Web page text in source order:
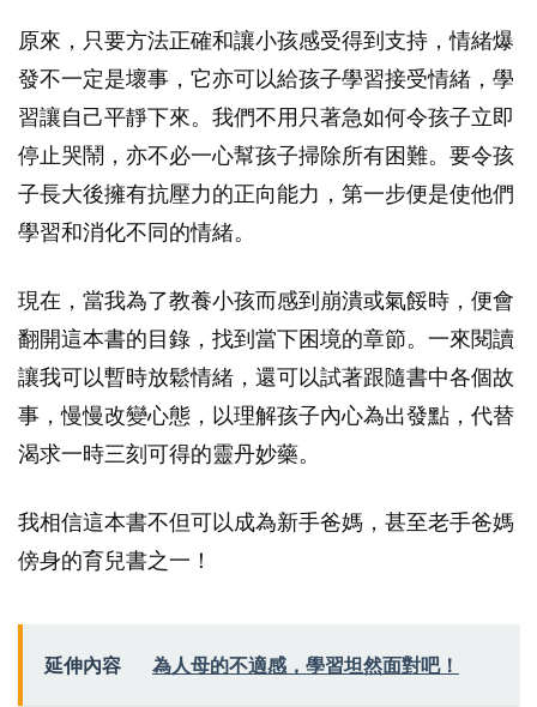
原來，只要方法正確和讓小孩感受得到支持，情緒爆
發不一定是壞事，它亦可以給孩子學習接受情緒，學
習讓自己平靜下來。我們不用只著急如何令孩子立即
停止哭鬧，亦不必一心幫孩子掃除所有困難。要令孩
子長大後擁有抗壓力的正向能力，第一步便是使他們
學習和消化不同的情緒。
現在，當我為了教養小孩而感到崩潰或氣餒時，便會
翻開這本書的目錄，找到當下困境的章節。一來閱讀
讓我可以暫時放鬆情緒，還可以試著跟隨書中各個故
事，慢慢改變心態，以理解孩子內心為出發點，代替
渴求一時三刻可得的靈丹妙藥。
我相信這本書不但可以成為新手爸媽，甚至老手爸媽
傍身的育兒書之一！
延伸內容 為人母的不適感，學習坦然面對吧！